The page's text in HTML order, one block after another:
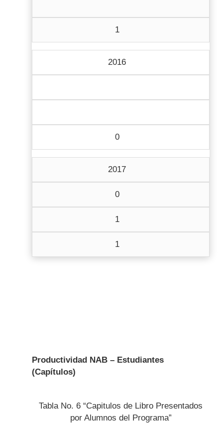
1
2016
0
2017
0
1
1
Productividad NAB – Estudiantes
(Capítulos)
Tabla No. 6 “Capitulos de Libro Presentados
por Alumnos del Programa”